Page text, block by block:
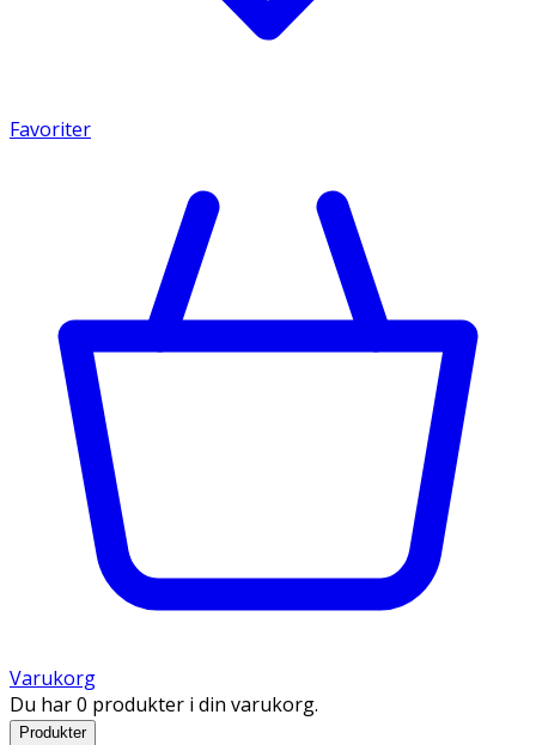
Favoriter
Varukorg
Du har 0 produkter i din varukorg.
Produkter